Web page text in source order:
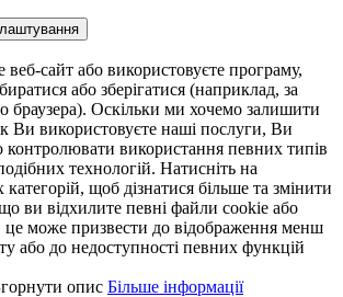
веб-сайт або використовуєте програму,
або зберігатися (наприклад, за
Оскільки ми хочемо залишити
Ви використовуєте наші послуги, Ви
контролювати використання певних типів
технологій. Натисніть на
щоб дізнатися більше та змінити
ви відхилите певні файли cookie або
це може призвести до відображення менш
або до недоступності певних функцій
опис Більше інформації